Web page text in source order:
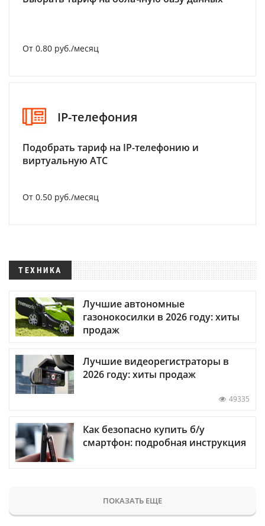
От 0.80 руб./месяц
IP-телефония
Подобрать тариф на IP-телефонию и
виртуальную АТС
От 0.50 руб./месяц
ТЕХНИКА
Лучшие автономные
газонокосилки в 2026 году: хиты
продаж
Лучшие видеорегистраторы в
2026 году: хиты продаж
49335
Как безопасно купить б/у
смартфон: подробная инструкция
ПОКАЗАТЬ ЕЩЕ